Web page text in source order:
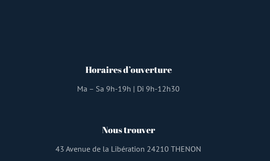
Horaires d’ouverture
Ma – Sa 9h-19h | Di 9h-12h30
Nous trouver
43 Avenue de la Libération 24210 THENON